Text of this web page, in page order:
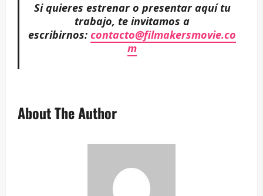
Si quieres estrenar o presentar aquí tu
trabajo, te invitamos a
escribirnos:contacto@filmakersmovie.co
m
About The Author